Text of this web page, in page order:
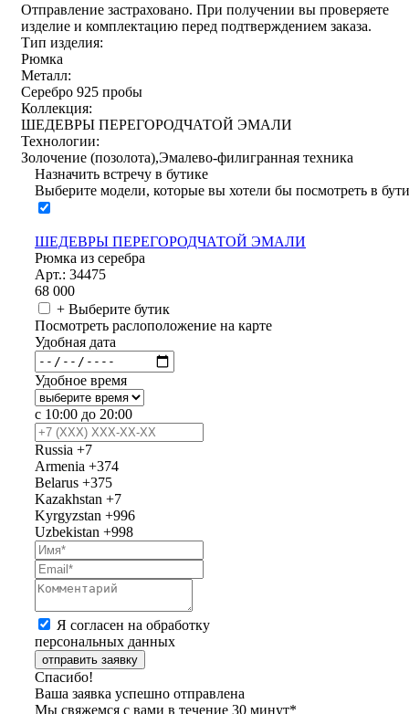
Отправление застраховано. При получении вы проверяете
изделие и комплектацию перед подтверждением заказа.
Тип изделия:
Рюмка
Металл:
Серебро 925 пробы
Коллекция:
ШЕДЕВРЫ ПЕРЕГОРОДЧАТОЙ ЭМАЛИ
Технологии:
Золочение (позолота),Эмалево-филигранная техника
Назначить встречу в бутике
Выберите модели, которые вы хотели бы посмотреть в
ШЕДЕВРЫ ПЕРЕГОРОДЧАТОЙ ЭМАЛИ
Рюмка из серебра
Арт.: 34475
68 000
+ Выберите бутик
Посмотреть раслоположение на карте
Удобная дата
Удобное время
с 10:00 до 20:00
Russia +7
Armenia +374
Belarus +375
Kazakhstan +7
Kyrgyzstan +996
Uzbekistan +998
Я согласен на обработку
персональных данных
отправить заявку
Спасибо!
Ваша заявка успешно отправлена
Мы свяжемся с вами в течение 30 минут*